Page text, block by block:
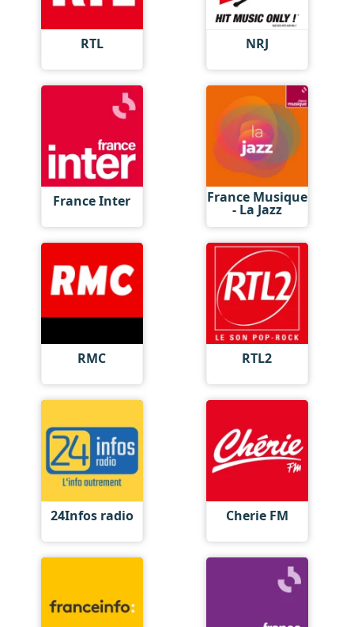
RTL NRJ
France Inter France Musique
- La Jazz
RMC RTL2
24Infos radio Cherie FM